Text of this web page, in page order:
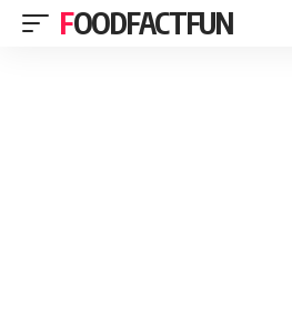
FOODFACTFUN